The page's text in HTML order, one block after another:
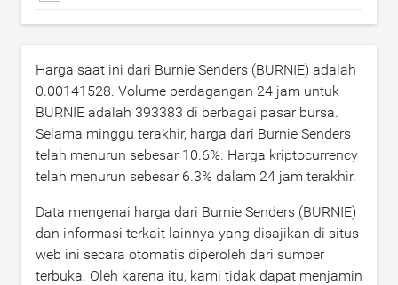
Harga saat ini dari Burnie Senders (BURNIE) adalah
0.00141528. Volume perdagangan 24 jam untuk
BURNIE adalah 393383 di berbagai pasar bursa.
Selama minggu terakhir, harga dari Burnie Senders
telah menurun sebesar 10.6%. Harga kriptocurrency
telah menurun sebesar 6.3% dalam 24 jam terakhir.
Data mengenai harga dari Burnie Senders (BURNIE)
dan informasi terkait lainnya yang disajikan di situs
web ini secara otomatis diperoleh dari sumber
terbuka. Oleh karena itu, kami tidak dapat menjamin